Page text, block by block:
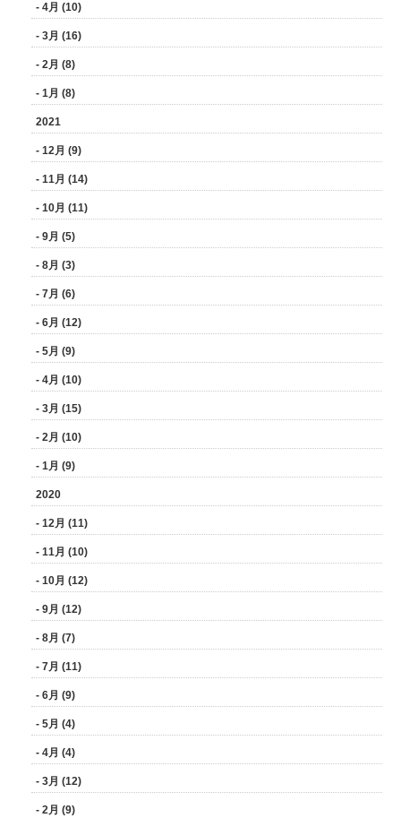
- 4月 (10)
- 3月 (16)
- 2月 (8)
- 1月 (8)
2021
- 12月 (9)
- 11月 (14)
- 10月 (11)
- 9月 (5)
- 8月 (3)
- 7月 (6)
- 6月 (12)
- 5月 (9)
- 4月 (10)
- 3月 (15)
- 2月 (10)
- 1月 (9)
2020
- 12月 (11)
- 11月 (10)
- 10月 (12)
- 9月 (12)
- 8月 (7)
- 7月 (11)
- 6月 (9)
- 5月 (4)
- 4月 (4)
- 3月 (12)
- 2月 (9)